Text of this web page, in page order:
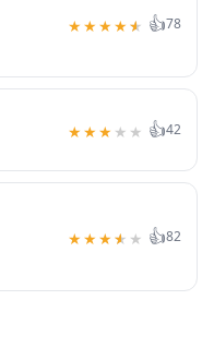
★★★★★ 👍78
★★★ ★ ★ 👍42
★★★★ ★ 👍82